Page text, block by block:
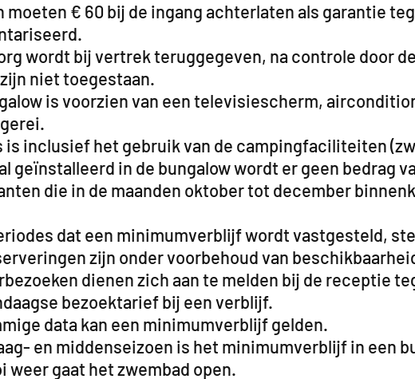
moeten € 60 bij de ingang achterlaten als garantie
wordt bij vertrek teruggegeven, na controle door
niet toegestaan.
is voorzien van een televisiescherm,
is inclusief het gebruik van de campingfaciliteiten
geïnstalleerd in de bungalow wordt er geen bedrag
die in de maanden oktober tot december
dat een minimumverblijf wordt vastgesteld,
zijn onder voorbehoud van
dienen zich aan te melden bij de receptie
bezoektarief bij een verblijf.
data kan een minimumverblijf gelden.
en middenseizoen is het minimumverblijf in een
weer gaat het zwembad open.